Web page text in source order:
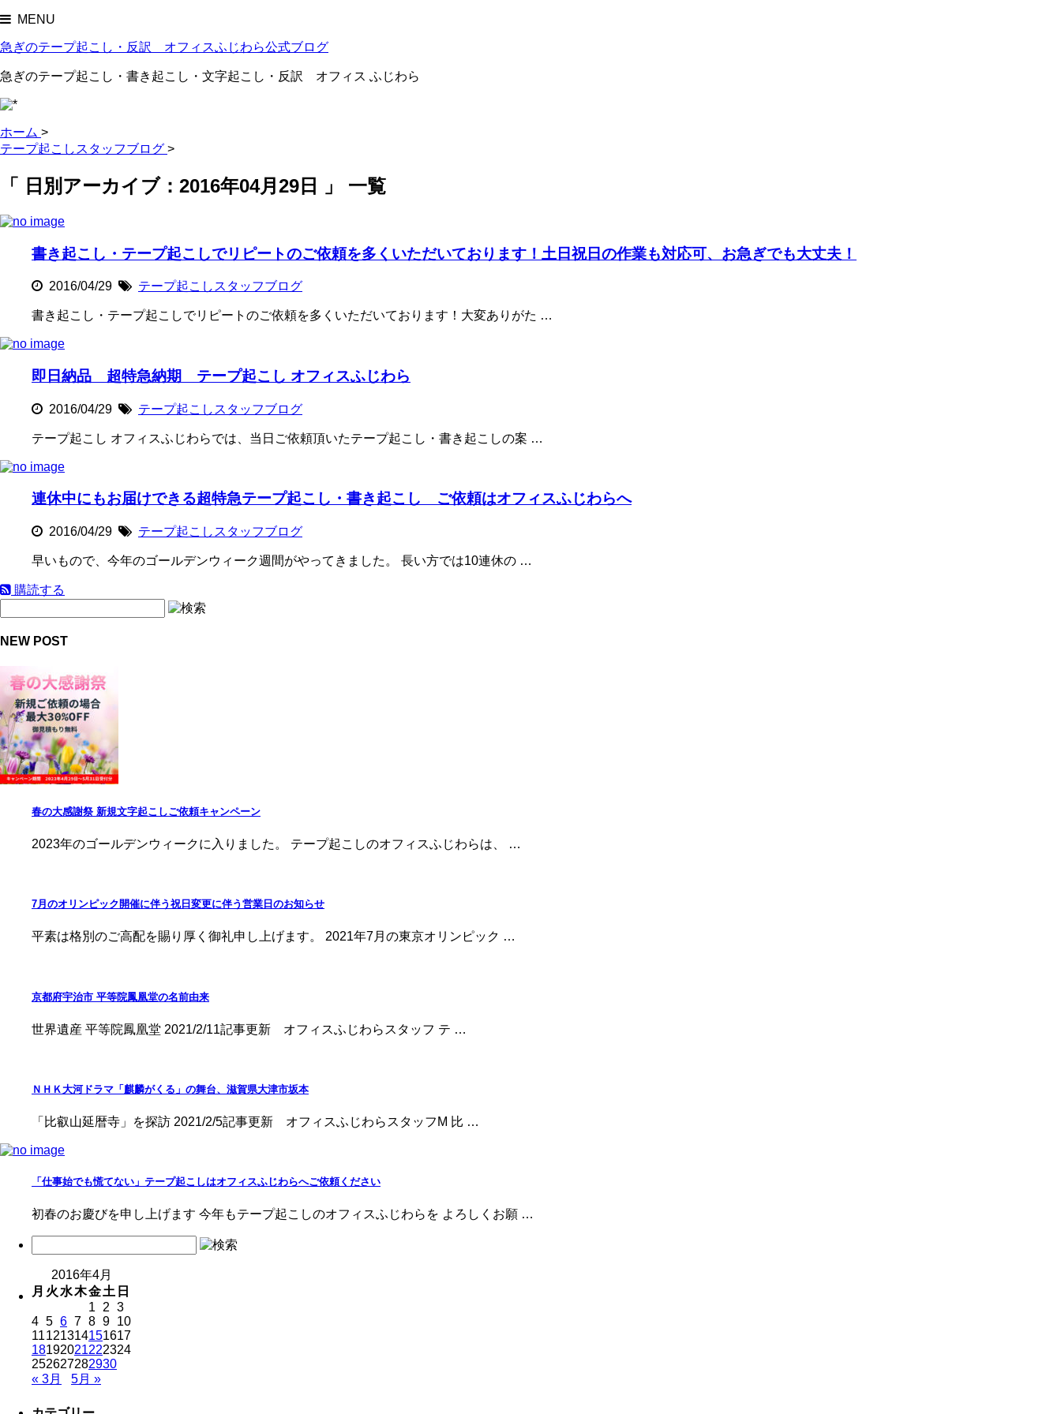
MENU
急ぎのテープ起こし・反訳 オフィスふじわら公式ブログ
急ぎのテープ起こし・書き起こし・文字起こし・反訳 オフィス ふじわら
ホーム >
テープ起こしスタッフブログ >
「 日別アーカイブ：2016年04月29日 」 一覧
書き起こし・テープ起こしでリピートのご依頼を多くいただいております！土日祝日の作業も対応可、お急ぎでも大丈夫！
2016/04/29 テープ起こしスタッフブログ
書き起こし・テープ起こしでリピートのご依頼を多くいただいております！大変ありがた …
即日納品 超特急納期 テープ起こし オフィスふじわら
2016/04/29 テープ起こしスタッフブログ
テープ起こし オフィスふじわらでは、当日ご依頼頂いたテープ起こし・書き起こしの案 …
連休中にもお届けできる超特急テープ起こし・書き起こし ご依頼はオフィスふじわらへ
2016/04/29 テープ起こしスタッフブログ
早いもので、今年のゴールデンウィーク週間がやってきました。 長い方では10連休の …
購読する
NEW POST
春の大感謝祭 新規文字起こしご依頼キャンペーン
2023年のゴールデンウィークに入りました。 テープ起こしのオフィスふじわらは、 …
7月のオリンピック開催に伴う祝日変更に伴う営業日のお知らせ
平素は格別のご高配を賜り厚く御礼申し上げます。 2021年7月の東京オリンピック …
京都府宇治市 平等院鳳凰堂の名前由来
世界遺産 平等院鳳凰堂 2021/2/11記事更新 オフィスふじわらスタッフ テ …
ＮＨＫ大河ドラマ「麒麟がくる」の舞台、滋賀県大津市坂本
「比叡山延暦寺」を探訪 2021/2/5記事更新 オフィスふじわらスタッフM 比 …
「仕事始でも慌てない」テープ起こしはオフィスふじわらへご依頼ください
初春のお慶びを申し上げます 今年もテープ起こしのオフィスふじわらを よろしくお願 …
2016年4月
月 火 水木金土 日
1
2 3
4 5 6 7 8 9 10
11121314151617
18192021222324
252627282930
« 3月
5月 »